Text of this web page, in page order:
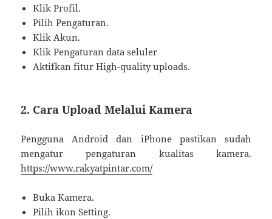
Klik Profil.
Pilih Pengaturan.
Klik Akun.
Klik Pengaturan data seluler
Aktifkan fitur High-quality uploads.
2. Cara Upload Melalui Kamera
Pengguna Android dan iPhone pastikan sudah
mengatur pengaturan kualitas kamera.
https://www.rakyatpintar.com/
Buka Kamera.
Pilih ikon Setting.